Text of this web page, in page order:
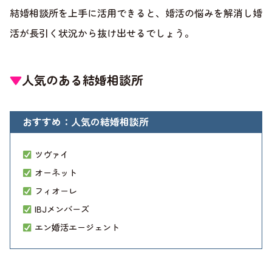
結婚相談所を上手に活用できると、婚活の悩みを解消し婚
活が長引く状況から抜け出せるでしょう。
▼人気のある結婚相談所
おすすめ：人気の結婚相談所
ツヴァイ
オーネット
フィオーレ
IBJメンバーズ
エン婚活エージェント